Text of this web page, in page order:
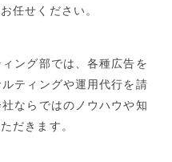
任せください。
ング部では、各種広告を
ティングや運用代行を請
ならではのノウハウや知
だきます。